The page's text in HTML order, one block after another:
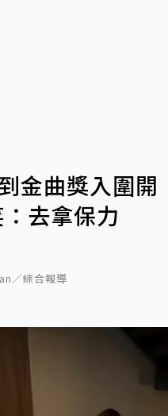
金曲獎入圍開
去拿保力
／綜合報導